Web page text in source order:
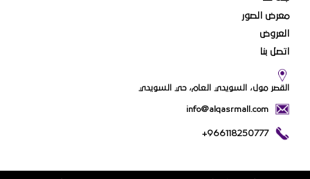
معرض الصور
العروض
اتصل بنا
القصر مول، السويدي العام، حي السويدي
info@alqasrmall.com
+966118250777